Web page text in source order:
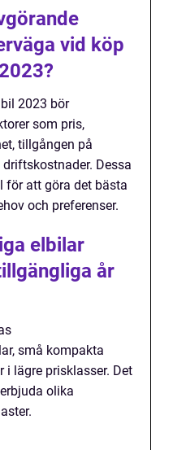
vid köp
2023 bör
som pris,
tillgången på
Dessa
för att göra det bästa
och preferenser.
elbilar
år
små kompakta
i lägre prisklasser. Det
olika